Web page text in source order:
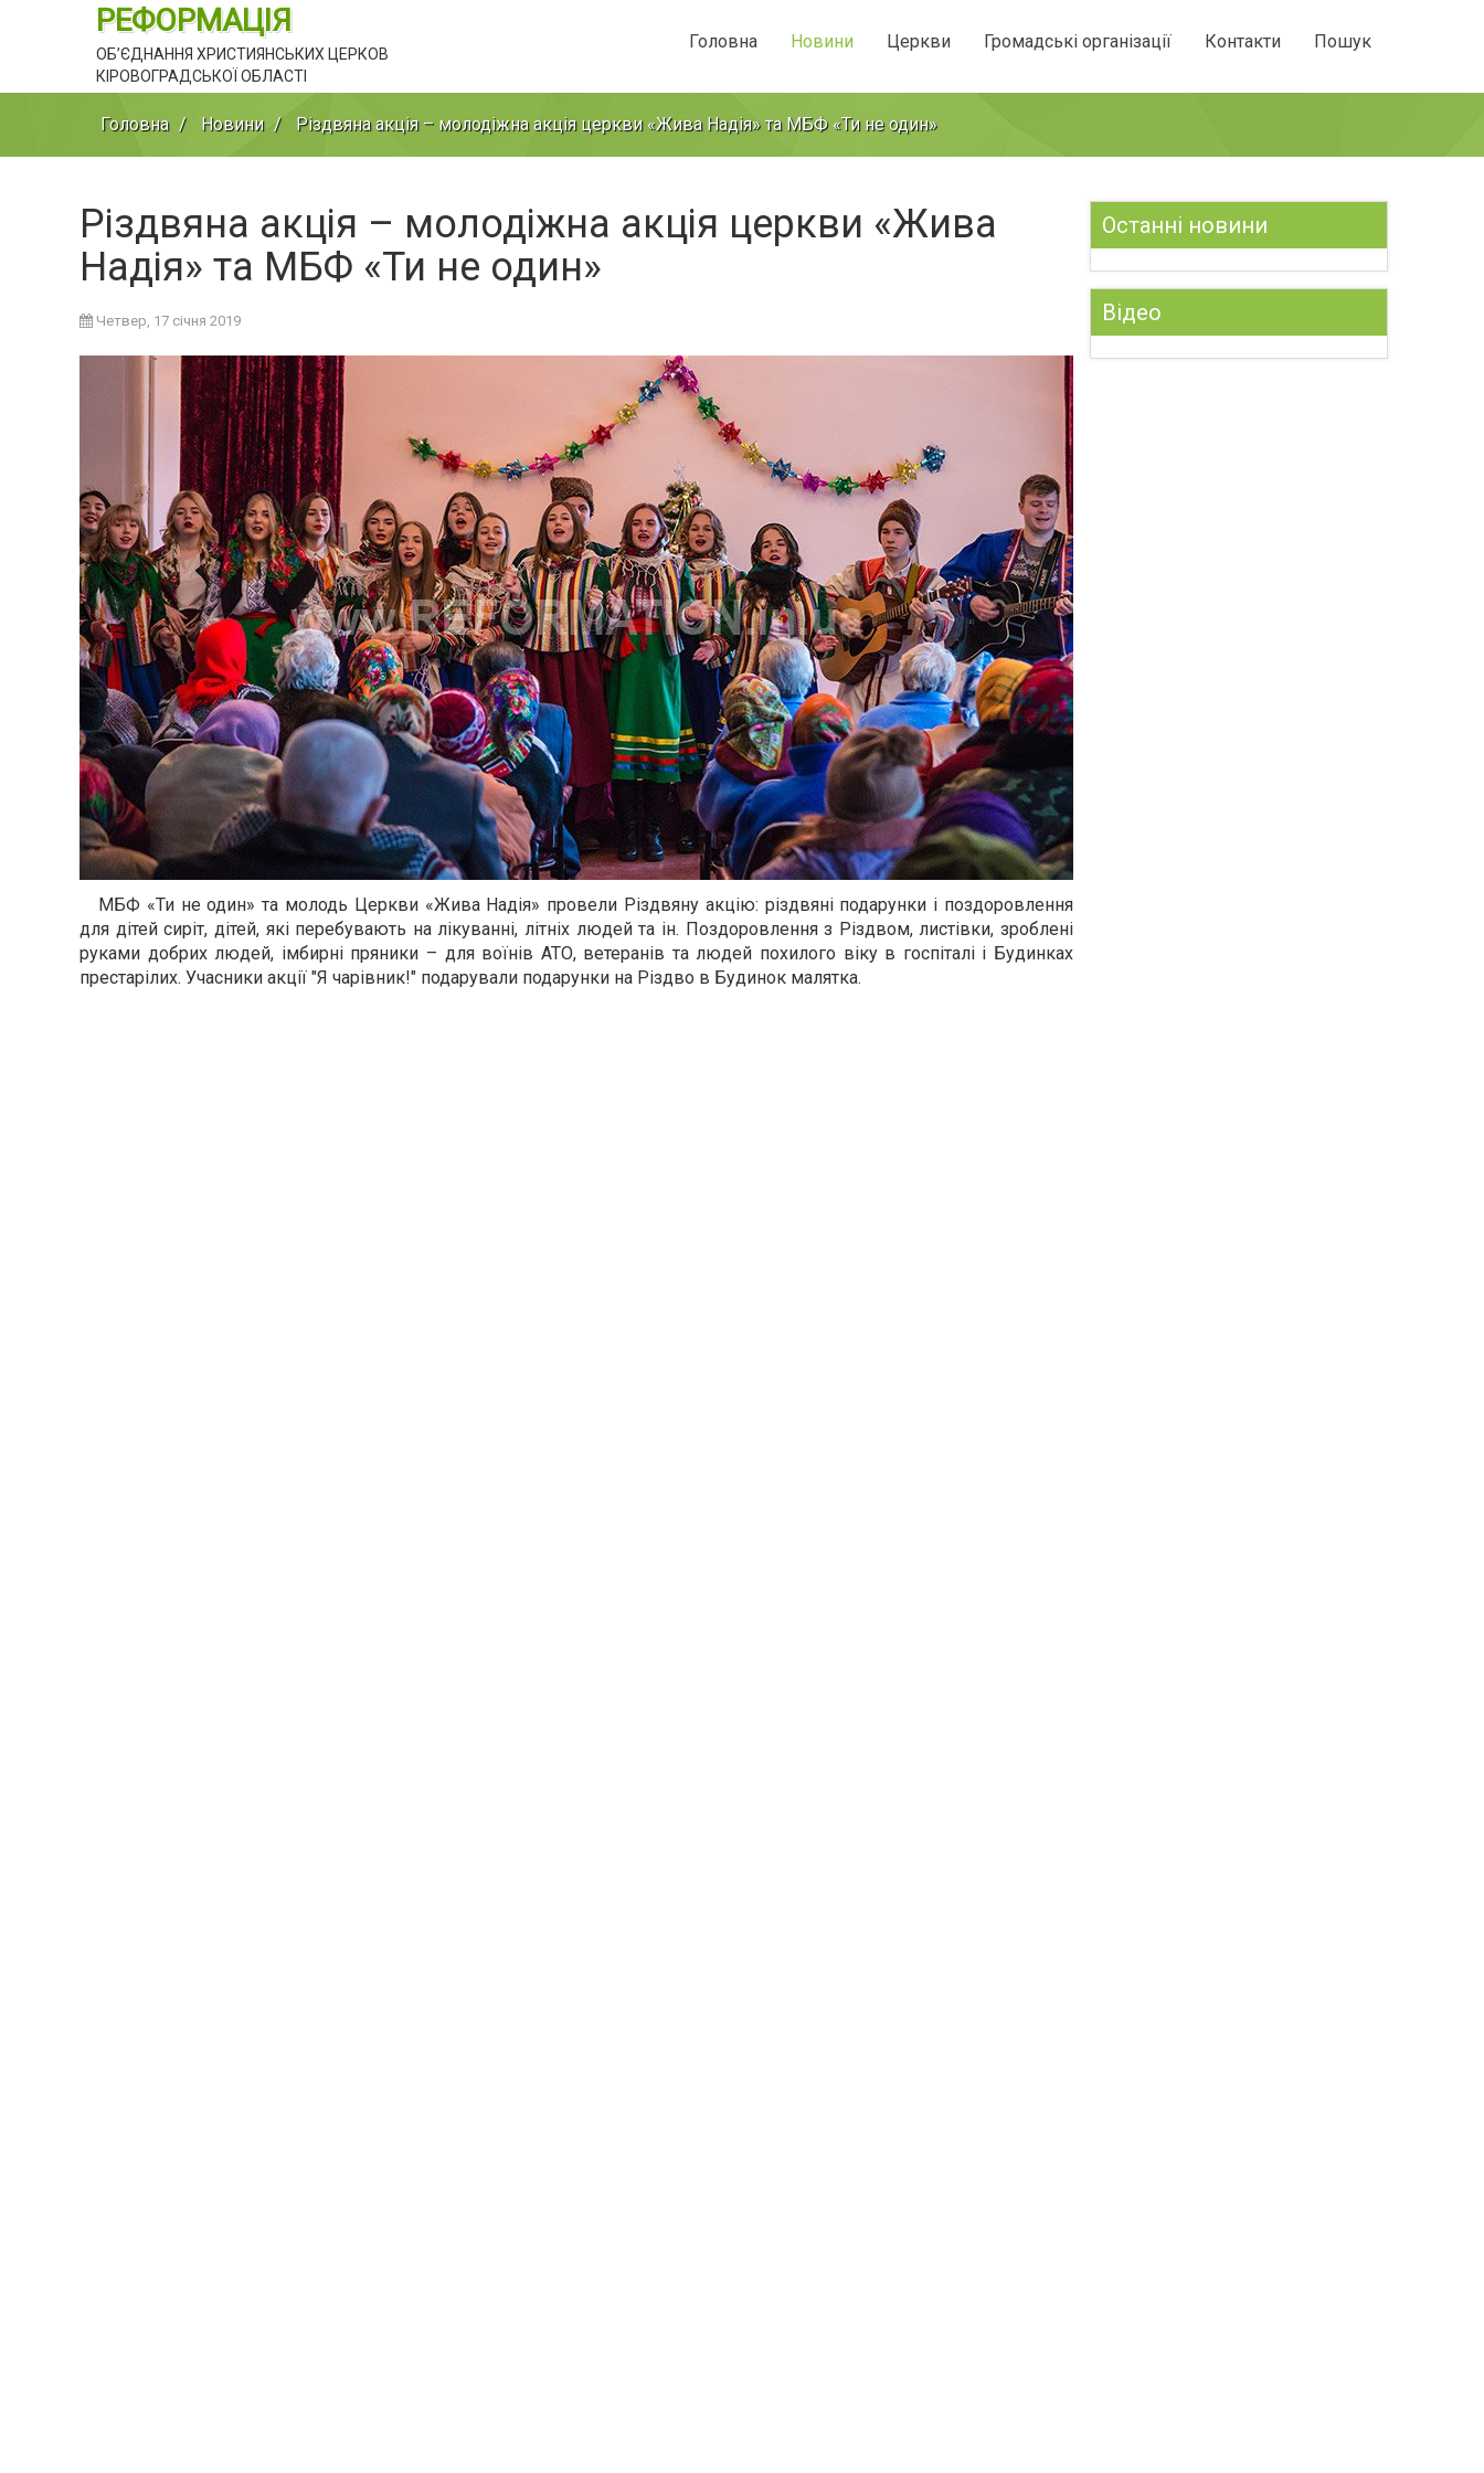
РЕФОРМАЦІЯ
ОБ’ЄДНАННЯ ХРИСТИЯНСЬКИХ ЦЕРКОВ
КІРОВОГРАДСЬКОЇ ОБЛАСТІ
Головна Новини Церкви Громадські організації Контакти Пошук
Головна Новини Різдвяна акція – молодіжна акція церкви «Жива Надія» та МБФ «Ти не один»
Різдвяна акція – молодіжна акція церкви «Жива
Надія» та МБФ «Ти не один»
Четвер, 17 січня 2019
МБФ «Ти не один» та молодь Церкви «Жива Надія» провели Різдвяну акцію: різдвяні подарунки і поздоровлення
для дітей сиріт, дітей, які перебувають на лікуванні, літніх людей та ін. Поздоровлення з Різдвом, листівки, зроблені
руками добрих людей, імбирні пряники – для воїнів АТО, ветеранів та людей похилого віку в госпіталі і Будинках
престарілих. Учасники акції "Я чарівник!" подарували подарунки на Різдво в Будинок малятка.
Останні новини
Відео